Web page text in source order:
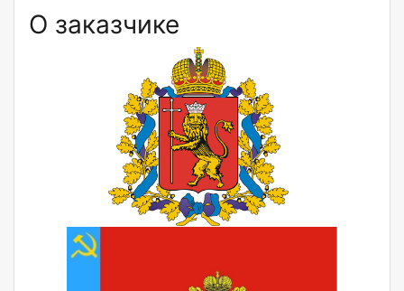
О заказчике